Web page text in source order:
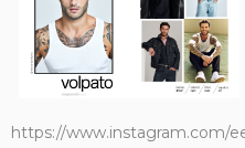
https://www.instagram.com/